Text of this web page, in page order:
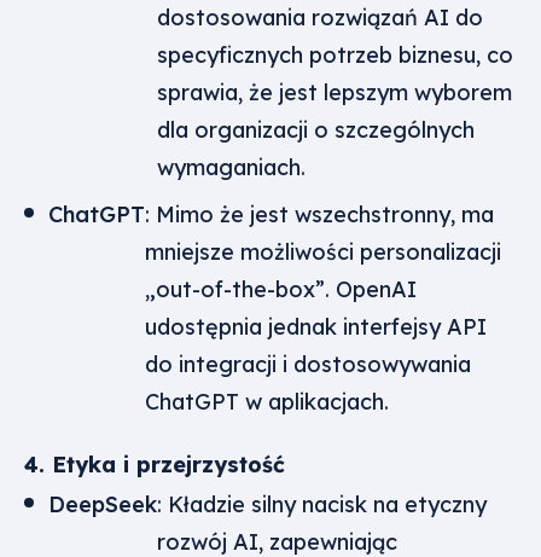
dostosowania rozwiązań AI do
specyficznych potrzeb biznesu, co
sprawia, że jest lepszym wyborem
dla organizacji o szczególnych
wymaganiach.
ChatGPT: Mimo że jest wszechstronny, ma
mniejsze możliwości personalizacji
„out-of-the-box”. OpenAI
udostępnia jednak interfejsy API
do integracji i dostosowywania
ChatGPT w aplikacjach.
4. Etyka i przejrzystość
DeepSeek: Kładzie silny nacisk na etyczny
rozwój AI, zapewniając